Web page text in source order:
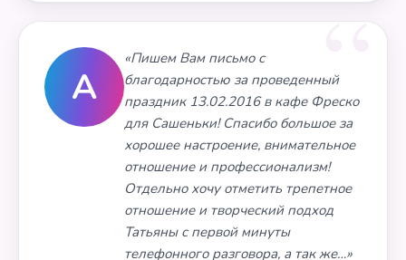
А
«Пишем Вам письмо с
благодарностью за проведенный
праздник 13.02.2016 в кафе Фреско
для Сашеньки! Спасибо большое за
хорошее настроение, внимательное
отношение и профессионализм!
Отдельно хочу отметить трепетное
отношение и творческий подход
Татьяны с первой минуты
телефонного разговора, а так же…»